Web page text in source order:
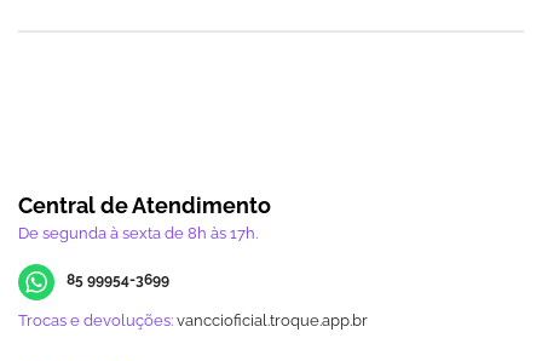
Central de Atendimento
De segunda à sexta de 8h às 17h.
85 99954-3699
Trocas e devoluções: vanccioficial.troque.app.br